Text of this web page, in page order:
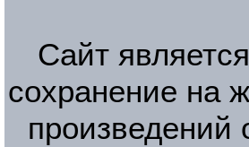
Сайт
сохранение на
произведений